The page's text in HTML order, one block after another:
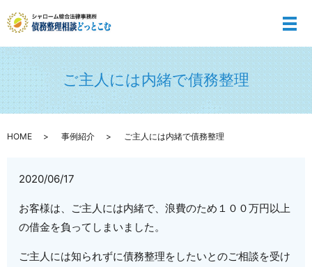
メ
ご主人には内緒で債務整理
HOME 事例紹介 ご主人には内緒で債務整理
2020/06/17
お客様は、ご主人には内緒で、浪費のため１００万円以上
の借金を負ってしまいました。
ご主人には知られずに債務整理をしたいとのご相談を受け